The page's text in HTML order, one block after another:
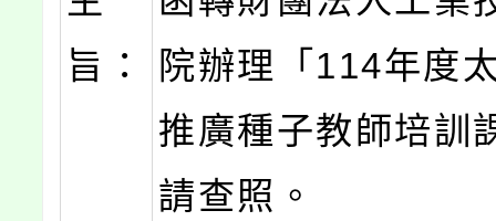
旨：
院辦理「114年度
推廣種子教師培訓
請查照。